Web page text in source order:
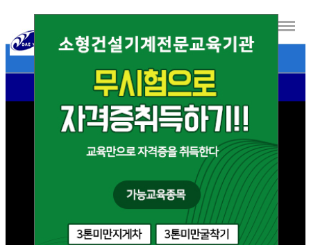
- 대영자동차운전전문학원 소개영상 -